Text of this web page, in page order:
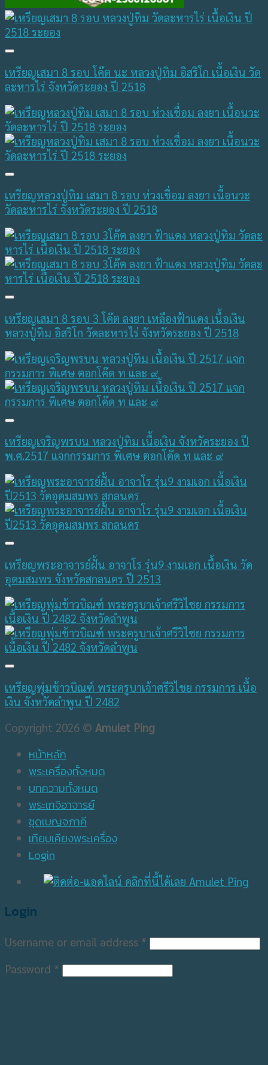
เหรียญเสมา 8 รอบ โค๊ต นะ หลวงปู่ทิม อิสริโก เนื้อเงิน วัด
ละหารไร่ จังหวัดระยอง ปี 2518
เหรียญหลวงปู่ทิม เสมา 8 รอบ ห่วงเชื่อม ลงยา เนื้อนวะ
วัดละหารไร่ จังหวัดระยอง ปี 2518
เหรียญเสมา 8 รอบ 3 โค๊ต ลงยา เหลืองฟ้าแดง เนื้อเงิน
หลวงปู่ทิม อิสริโก วัดละหารไร่ จังหวัดระยอง ปี 2518
เหรียญเจริญพรบน หลวงปู่ทิม เนื้อเงิน จังหวัดระยอง ปี
พ.ศ.2517 แจกกรรมการ พิเศษ ตอกโค๊ด ท และ ๙
เหรียญพระอาจารย์ฝั้น อาจาโร รุ่น9 งามเอก เนื้อเงิน วัด
อุดมสมพร จังหวัดสกลนคร ปี 2513
เหรียญพุ่มข้าวบิณฑ์ พระครูบาเจ้าศรีวิไชย กรรมการ เนื้อ
เงิน จังหวัดลำพูน ปี 2482
Copyright 2026 © Amulet Ping
หน้าหลัก
พระเครื่องทั้งหมด
บทความทั้งหมด
พระเกจิอาจารย์
ชุดเบญจภาคี
เทียบเคียงพระเครื่อง
Login
Login
Username or email address *
Password *